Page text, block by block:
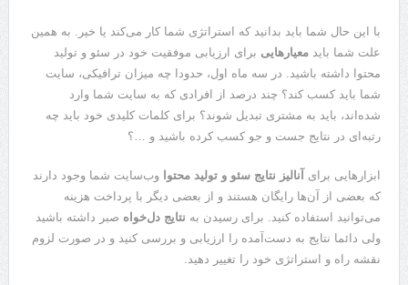
با این حال شما باید بدانید که استراتژی شما کار می‌کند یا خیر. به همین
علت شما باید معیارهایی برای ارزیابی موفقیت خود در سئو و تولید
محتوا داشته باشید. در سه ماه اول، حدودا چه میزان ترافیکی، سایت
شما باید کسب کند؟ چند درصد از افرادی که به سایت شما وارد
شده‌اند، باید به مشتری تبدیل شوند؟ برای کلمات کلیدی خود باید چه
رتبه‌ای در نتایج جست و جو کسب کرده باشید و …؟
ابزارهایی برای آنالیز نتایج سئو و تولید محتوا وب‌سایت شما وجود دارند
که بعضی از آن‌ها رایگان هستند و از بعضی دیگر با پرداخت هزینه
می‌توانید استفاده کنید. برای رسیدن به نتایج دل‌خواه صبر داشته باشید
ولی دائما نتایج به دست‌آمده را ارزیابی و بررسی کنید و در صورت لزوم
نقشه راه و استراتژی خود را تغییر دهید.